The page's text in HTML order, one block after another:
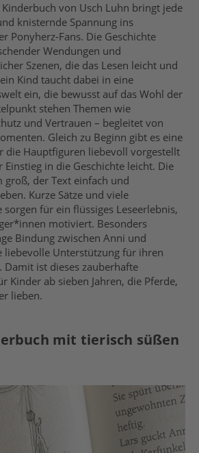
von Usch Luhn bringt jede
knisternde Spannung ins
Ponyherz-Fans. Die Geschichte
Wendungen und
Szenen, die das Lesen leicht und
Kind taucht dabei in eine
ein, die bewusst auf das Wohl der
stehen Themen wie
und Vertrauen – begleitet von
Gleich zu Beginn gibt es eine
die Hauptfiguren liebevoll vorgestellt
in die Geschichte leicht. Die
groß, der Text einfach und
Kurze Sätze und viele
für ein flüssiges Leseerlebnis,
motiviert. Besonders
Bindung zwischen Anni und
liebevolle Unterstützung für ihren
Damit ist dieses zauberhafte
Kinder ab sieben Jahren, die Pferde,
lieben.
mit tierisch süßen